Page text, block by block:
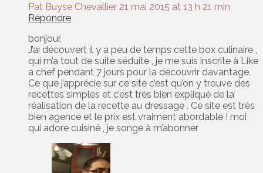
Pat Buyse Chevallier 21 mai 2015 at 13 h 21 min
Répondre
bonjour,
J’ai découvert il y a peu de temps cette box culinaire ,
qui m’a tout de suite séduite , je me suis inscrite à Like
a chef pendant 7 jours pour la découvrir davantage.
Ce que j’apprécie sur ce site c’est qu’on y trouve des
recettes simples et c’est très bien expliqué de la
réalisation de la recette au dressage . Ce site est très
bien agencé et le prix est vraiment abordable ! moi
qui adore cuisiné , je songe à m’abonner